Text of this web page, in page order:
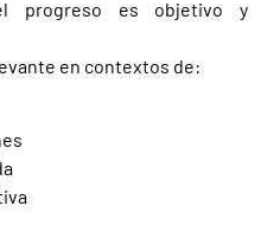
progreso es objetivo y
en contextos de: